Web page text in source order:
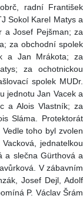
radní František
Sokol Karel Matys a
a Josef Pejšman; za
za obchodní spolek
a Jan Mrákota; za
za ochotnickou
spolek MUDr.
jednotu Jan Vacek a
a Alois Vlastník; za
Sláma. Protektorát
toho byl zvolen
jednatelkou
a slečna Gürthová a
V zábavním
Josef Dejl, Adolf
P. Václav Šrám